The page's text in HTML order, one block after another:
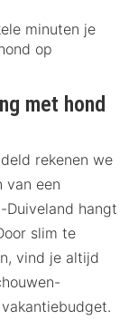
minuten je
op
met hond
rekenen we
van een
Duiveland hangt
slim te
vind je altijd